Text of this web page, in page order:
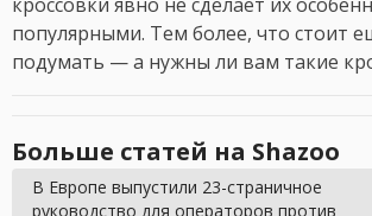
популярными. Тем более, что стоит
подумать — а нужны ли вам такие
Больше статей на Shazoo
В Европе выпустили 23-страничное
руководство для операторов против